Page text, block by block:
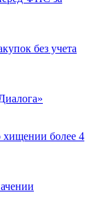
без учета
хищении более 4